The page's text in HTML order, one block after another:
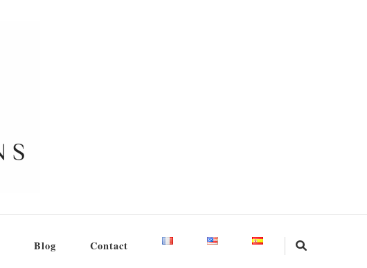
Blog Contact